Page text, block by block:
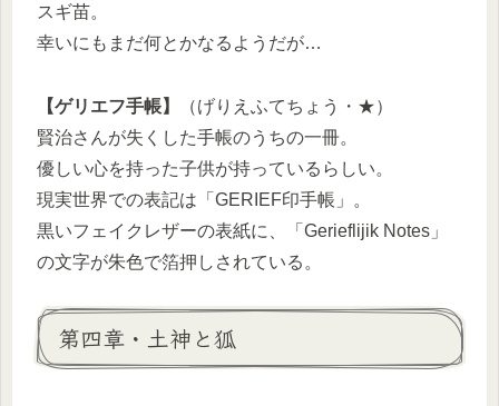
スギ苗。
幸いにもまだ何とかなるようだが…
【ゲリエフ手帳】
（げりえふてちょう・★）
賢治さんが失くした手帳のうちの一冊。
優しい心を持った子供が持っているらしい。
現実世界での表記は「GERIEF印手帳」。
黒いフェイクレザーの表紙に、「Gerieflijik Notes」
の文字が朱色で箔押しされている。
第四章・土神と狐